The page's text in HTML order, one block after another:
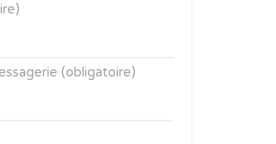
(obligatoire)